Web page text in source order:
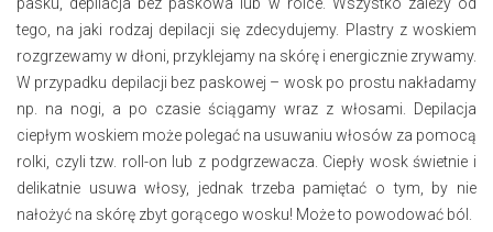
tego, na jaki rodzaj depilacji się zdecydujemy. Plastry z woskiem
rozgrzewamy w dłoni, przyklejamy na skórę i energicznie zrywamy.
W przypadku depilacji bez paskowej – wosk po prostu nakładamy
np. na nogi, a po czasie ściągamy wraz z włosami. Depilacja
ciepłym woskiem może polegać na usuwaniu włosów za pomocą
rolki, czyli tzw. roll-on lub z podgrzewacza. Ciepły wosk świetnie i
delikatnie usuwa włosy, jednak trzeba pamiętać o tym, by nie
nałożyć na skórę zbyt gorącego wosku! Może to powodować ból.